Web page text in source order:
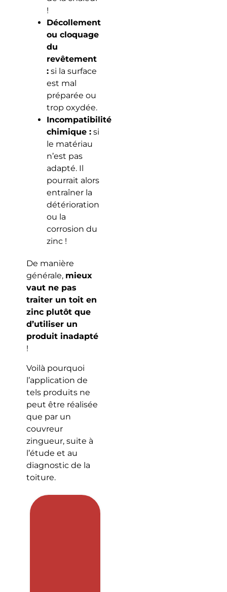
!
Décollement
ou cloquage
du
revêtement
:si la surface
est mal
préparée ou
trop oxydée.
Incompatibilité
chimique :si
le matériau
n’est pas
adapté. Il
pourrait alors
entraîner la
détérioration
ou la
corrosion du
zinc !
De manière
générale, mieux
vaut ne pas
traiter un toit en
zinc plutôt que
d’utiliser un
produit inadapté
!
Voilà pourquoi
l’application de
tels produits ne
peut être réalisée
que par un
couvreur
zingueur, suite à
l’étude et au
diagnostic de la
toiture.